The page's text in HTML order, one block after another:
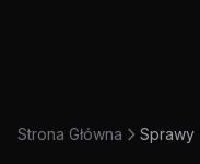
Strona Główna Sprawy